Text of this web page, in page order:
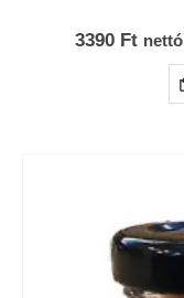
3390 Ft nettó